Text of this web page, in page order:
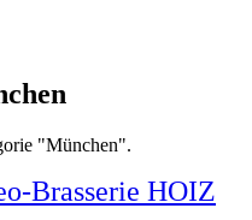
"München".
Brasserie HOIZ